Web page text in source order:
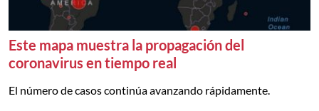
Este mapa muestra la propagación del
coronavirus en tiempo real
El número de casos continúa avanzando rápidamente.